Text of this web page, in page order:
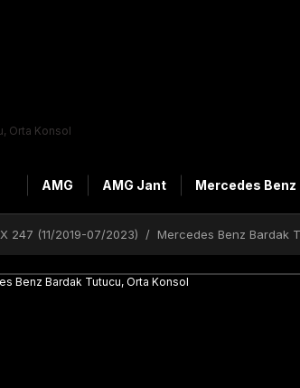
AMG AMG Jant Mercedes
X 247 (11/2019-07/2023) Mercedes Benz Bardak